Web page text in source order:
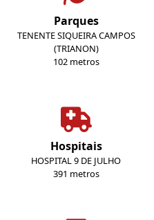
Parques
TENENTE SIQUEIRA CAMPOS
(TRIANON)
102 metros
Hospitais
HOSPITAL 9 DE JULHO
391 metros